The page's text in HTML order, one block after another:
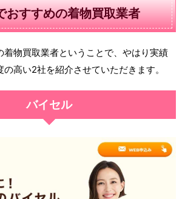
おすすめの着物買取業者
着物買取業者ということで、やはり実績
高い2社を紹介させていただきます。
バイセル